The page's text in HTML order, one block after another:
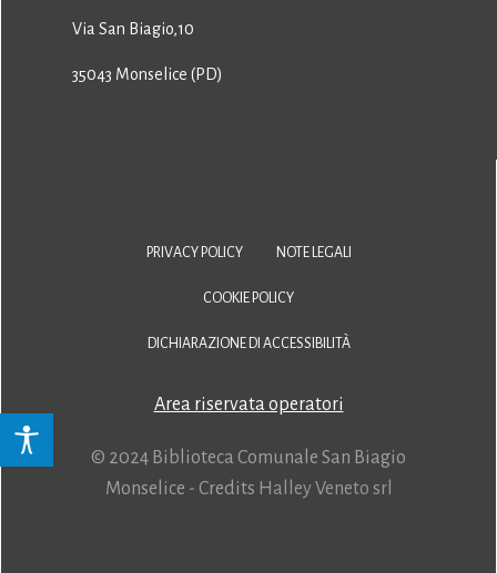
Via San Biagio,10
35043 Monselice (PD)
PRIVACY POLICY NOTE LEGALI
COOKIE POLICY
DICHIARAZIONE DI ACCESSIBILITÀ
Area riservata operatori
© 2024 Biblioteca Comunale San Biagio
Monselice - Credits Halley Veneto srl